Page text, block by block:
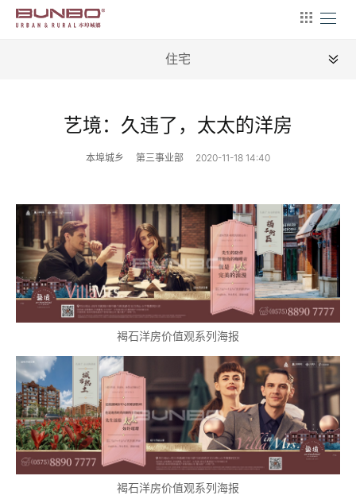
住宅
文旅
康养
商用
住宅
别墅
文创
艺境：久违了，太太的洋房
本埠城乡 第三事业部 2020-11-18 14:40
褐石洋房价值观系列海报
褐石洋房价值观系列海报